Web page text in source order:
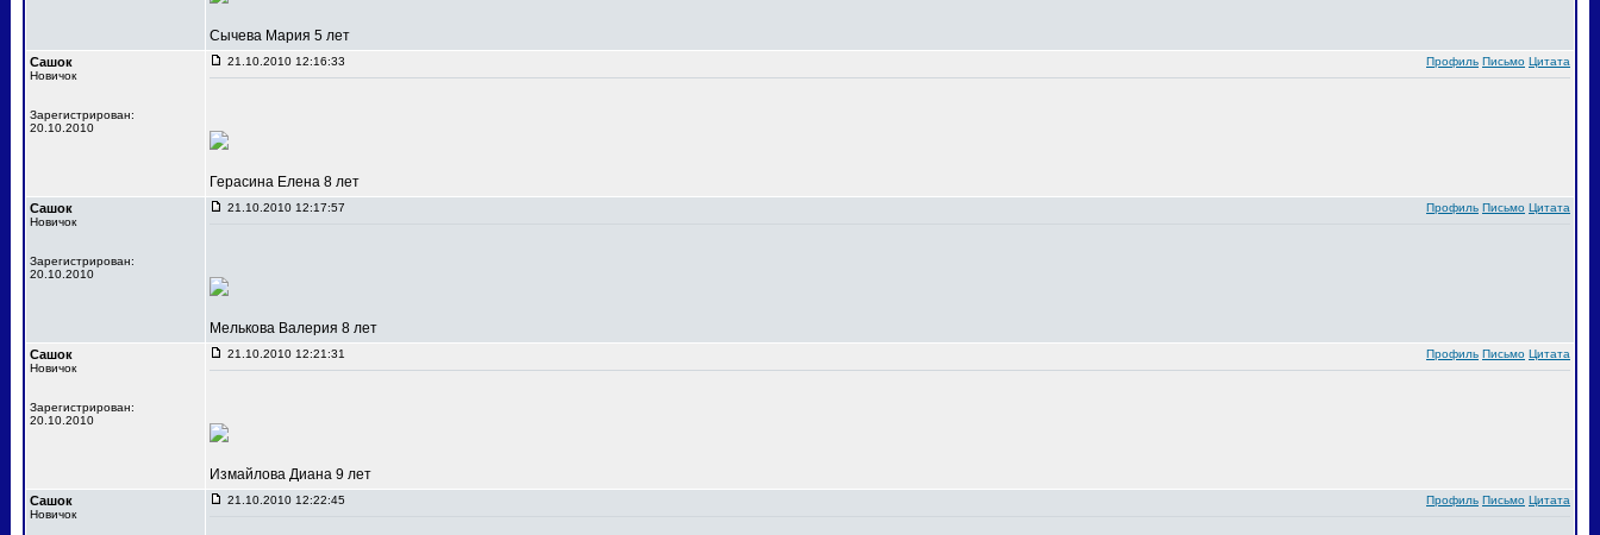
Сычева Мария 5 лет
Сашок
Новичок
Зарегистрирован:
20.10.2010
21.10.2010 12:16:33 Профиль Письмо Цитата
Герасина Елена 8 лет
Сашок
Новичок
Зарегистрирован:
20.10.2010
21.10.2010 12:17:57 Профиль Письмо Цитата
Мелькова Валерия 8 лет
Сашок
Новичок
Зарегистрирован:
20.10.2010
21.10.2010 12:21:31 Профиль Письмо Цитата
Измайлова Диана 9 лет
Сашок
Новичок
21.10.2010 12:22:45 Профиль Письмо Цитата